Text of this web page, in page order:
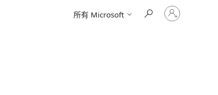
所有 Microsoft
登
入